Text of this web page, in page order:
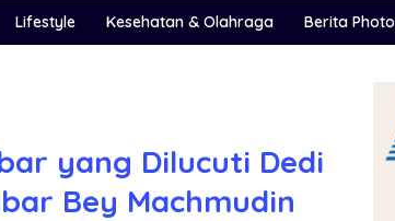
Lifestyle Kesehatan & Olahraga Berita Photo
yang Dilucuti Dedi
Bey Machmudin